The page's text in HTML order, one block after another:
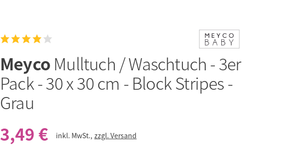
Meyco Mulltuch / Waschtuch - 3er
Pack - 30 x 30 cm - Block Stripes -
Grau
3,49 €
inkl. MwSt., zzgl. Versand